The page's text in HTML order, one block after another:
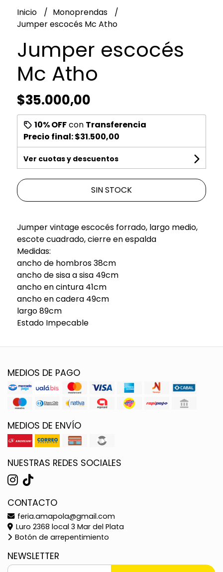
Inicio
Monoprendas
Jumper escocés Mc Atho
Jumper escocés
Mc Atho
$35.000,00
10% OFFcon Transferencia
Precio final:$31.500,00
Ver cuotas y descuentos
SIN STOCK
Jumper vintage escocés forrado, largo medio,
escote cuadrado, cierre en espalda
Medidas:
ancho de hombros 38cm
ancho de sisa a sisa 49cm
ancho en cintura 41cm
ancho en cadera 49cm
largo 89cm
Estado Impecable
MEDIOS DE PAGO
MEDIOS DE ENVÍO
NUESTRAS REDES SOCIALES
CONTACTO
feria.amapola@gmail.com
Luro 2368 local 3 Mar del Plata
Botón de arrepentimiento
NEWSLETTER